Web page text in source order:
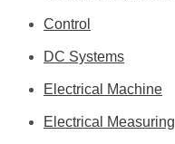
Control
DC Systems
Electrical Machine
Electrical Measuring